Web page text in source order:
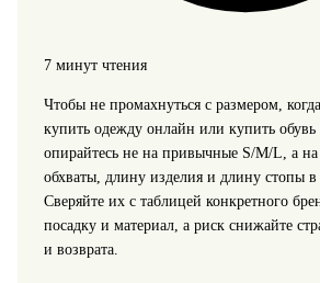
7 минут чтения
Чтобы не промахнуться с размером,
купить одежду онлайн или купить обувь
опирайтесь не на привычные S/M/L, а
обхваты, длину изделия и длину стопы в
Сверяйте их с таблицей конкретного
посадку и материал, а риск снижайте
и возврата.